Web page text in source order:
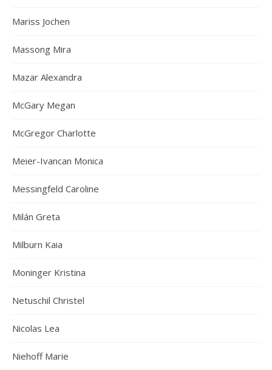
Mariss Jochen
Massong Mira
Mazar Alexandra
McGary Megan
McGregor Charlotte
Meier-Ivancan Monica
Messingfeld Caroline
Milán Greta
Milburn Kaia
Moninger Kristina
Netuschil Christel
Nicolas Lea
Niehoff Marie